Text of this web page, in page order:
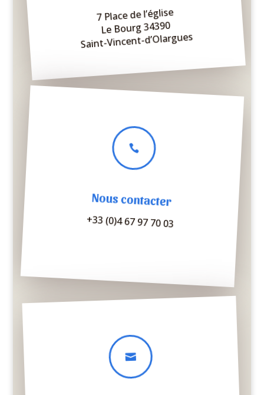
7 Place de l’église
Le Bourg 34390
Saint-Vincent-d’Olargues

Nous contacter
+33 (0)4 67 97 70 03
